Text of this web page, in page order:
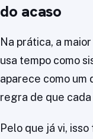
do acaso
Na prática, a
usa tempo como
aparece como um
regra de que
Pelo que já vi,